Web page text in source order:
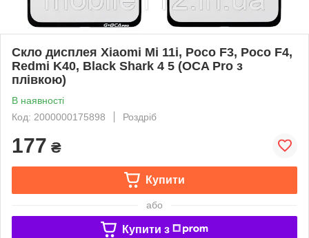
Скло дисплея Xiaomi Mi 11i, Poco F3, Poco F4,
Redmi K40, Black Shark 4 5 (OCA Pro з
плівкою)
В наявності
Код: 2000000175898
Роздріб
177 ₴
Купити
або
Купити з